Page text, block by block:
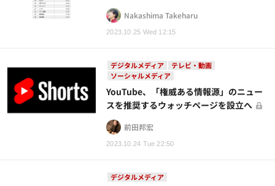
2023.10.25 Wed 12:15
Nakashima Takeharu
デジタルメディア
テレビ・動画
ソーシャルメディア
2023.10.24 Tue 22:50
YouTube、「権威ある情報源」のニュー
スを推奨するウォッチページを設立へ
前田邦宏
デジタルメディア